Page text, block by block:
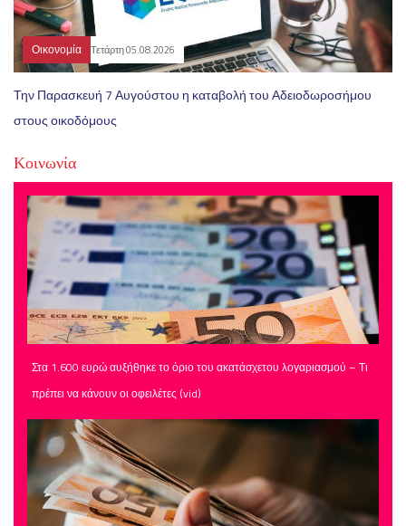
Οικονομία Τετάρτη 05.08.2026
Την Παρασκευή 7 Αυγούστου η καταβολή του Αδειοδωροσήμου
στους οικοδόμους
Κοινωνία
Στα 1.600 ευρώ αυξήθηκε το όριο του ακατάσχετου λογαριασμού – Τι
πρέπει να κάνουν οι οφειλέτες (vid)